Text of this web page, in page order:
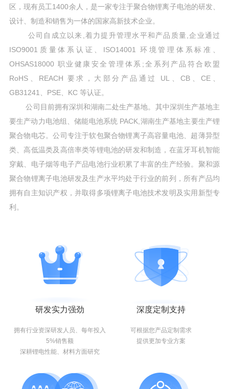
区，现有员工1400余人，是一家专注于聚合物锂离子电池的研发、
设计、制造和销售为一体的国家高新技术企业。
公司自成立以来,着力提升管理水平和产品质量,企业通过
ISO9001质量体系认证、ISO14001 环境管理体系标准、
OHSAS18000 职业健康安全管理体系;全系列产品符合欧盟
RoHS、REACH 要求，大部分产品通过 UL、CB、CE、
GB31241、PSE、KC 等认证。
公司目前拥有深圳和湖南二处生产基地。其中深圳生产基地主
要生产动力电池组、储能电池系统 PACK,湖南生产基地主要生产锂
聚合物电芯。公司专注于软包聚合物锂离子高容量电池、超薄异型
类、高低温类及高倍率类等锂电池的研发和制造，在蓝牙耳机智能
穿戴、电子烟等电子产品电池行业积累了丰富的生产经验。聚和源
聚合物锂离子电池研发及生产水平均处于行业的前列，所有产品均
拥有自主知识产权，并取得多项锂离子电池技术发明及实用新型专
利。
研发实力强劲
拥有行业资深研发人员、每年投入
5%销售额
深耕锂电性能、材料方面研究
深度定制支持
可根据您产品定制需求
提供更加专业方案